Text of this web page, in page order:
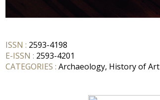
ISSN : 2593-4198
E-ISSN : 2593-4201
CATEGORIES : Archaeology, History of Art